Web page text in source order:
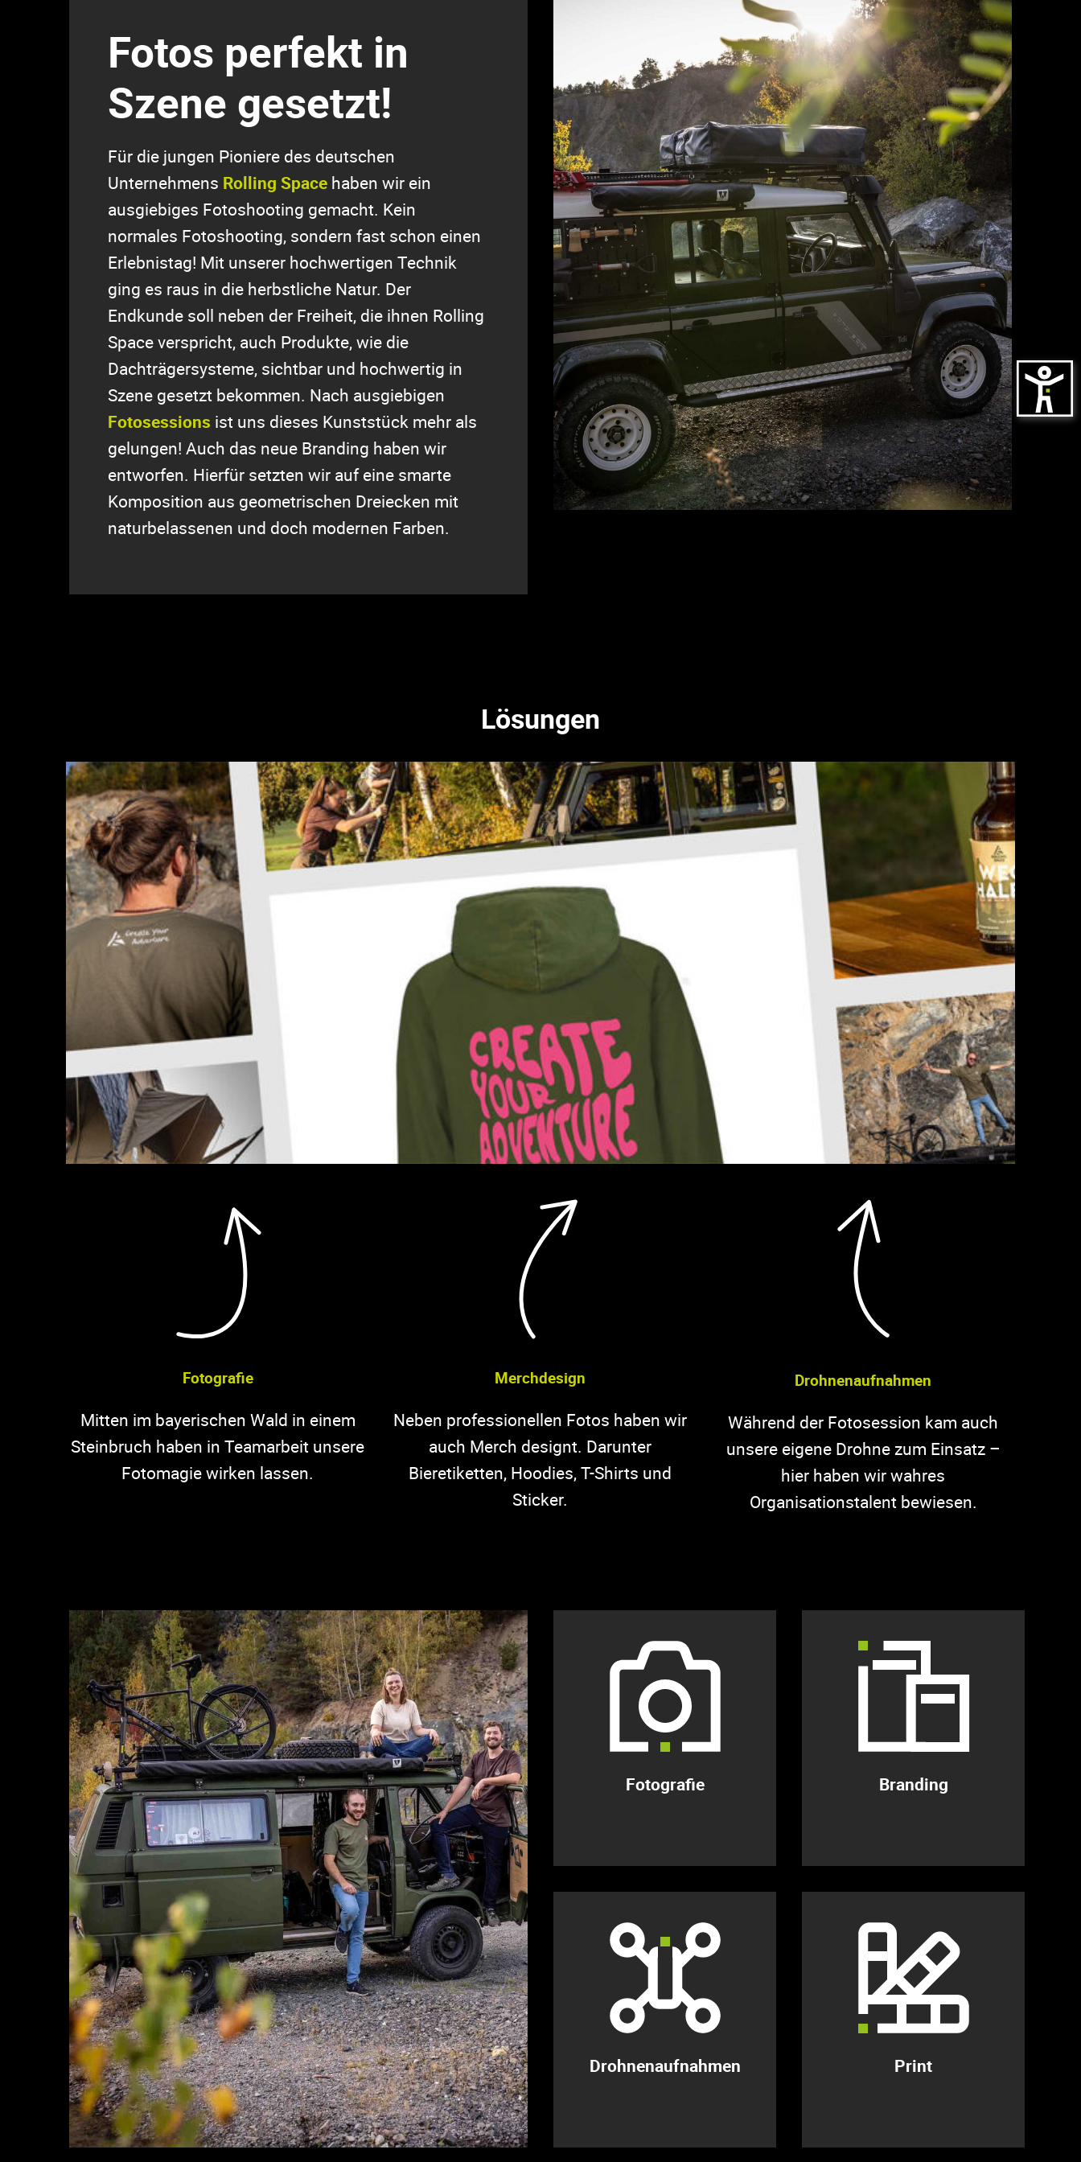
Fotos perfekt in
Szene gesetzt!
Für die jungen Pioniere des deutschen
Unternehmens Rolling Space haben wir ein
ausgiebiges Fotoshooting gemacht. Kein
normales Fotoshooting, sondern fast schon einen
Erlebnistag! Mit unserer hochwertigen Technik
ging es raus in die herbstliche Natur. Der
Endkunde soll neben der Freiheit, die ihnen Rolling
Space verspricht, auch Produkte, wie die
Dachträgersysteme, sichtbar und hochwertig in
Szene gesetzt bekommen. Nach ausgiebigen
Fotosessions ist uns dieses Kunststück mehr als
gelungen! Auch das neue Branding haben wir
entworfen. Hierfür setzten wir auf eine smarte
Komposition aus geometrischen Dreiecken mit
naturbelassenen und doch modernen Farben.
Lösungen
Fotografie
Mitten im bayerischen Wald in einem
Steinbruch haben in Teamarbeit unsere
Fotomagie wirken lassen.
Merchdesign
Neben professionellen Fotos haben wir
auch Merch designt. Darunter
Bieretiketten, Hoodies, T-Shirts und
Sticker.
Drohnenaufnahmen
Während der Fotosession kam auch
unsere eigene Drohne zum Einsatz –
hier haben wir wahres
Organisationstalent bewiesen.
Fotografie Branding
Drohnenaufnahmen Print